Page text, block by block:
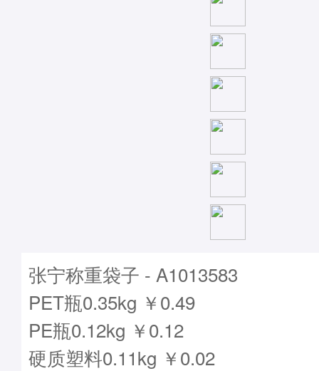
张宁称重袋子 - A1013583
PET瓶0.35kg ￥0.49
PE瓶0.12kg ￥0.12
硬质塑料0.11kg ￥0.02